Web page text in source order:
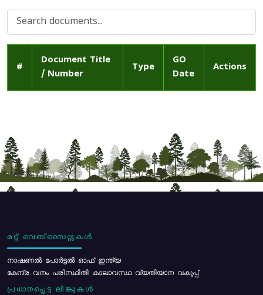
#
Document Title
/ Number
Type
GO
Date
Actions
മറ്റ് വെബ്സൈറ്റുകൾ
നാഷണൽ പോർട്ടൽ ഓഫ് ഇന്ത്യ
കേന്ദ്ര വനം പരിസ്ഥിതി കാലാവസ്ഥ വ്യതിയാന വകുപ്പ്
പ്രധാനപ്പെട്ട ലിങ്കുകൾ